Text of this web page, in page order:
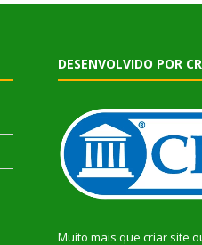
DESENVOLVIDO POR
Muito mais que criar site